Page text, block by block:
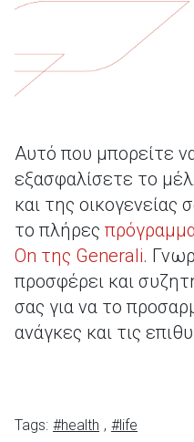
Αυτό που μπορείτε
εξασφαλίσετε το
και της οικογενείας
το πλήρες
On της Generali.
προσφέρει και
σας για να το
ανάγκες και τις
Tags: #health , #life